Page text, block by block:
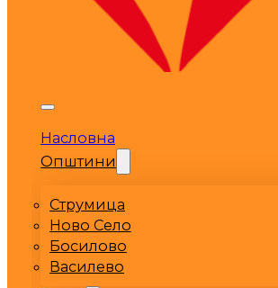
Насловна
Општини
Струмица
Ново Село
Босилово
Василево